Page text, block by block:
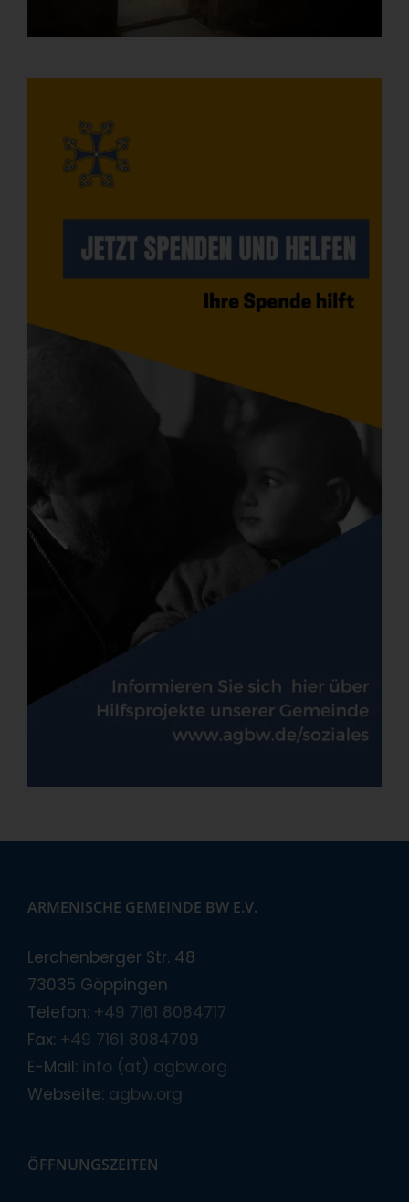
ARMENISCHE GEMEINDE BW E.V.
Lerchenberger Str. 48
73035 Göppingen
Telefon: +49 7161 8084717
Fax: +49 7161 8084709
E-Mail: info (at) agbw.org
Webseite: agbw.org
ÖFFNUNGSZEITEN